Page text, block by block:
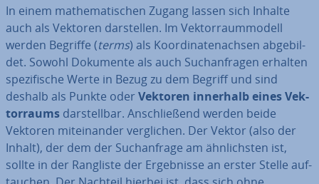
In einem ma­the­ma­ti­schen Zugang lassen sich Inhalte
auch als Vektoren dar­stel­len. Im Vek­tor­raum­mo­dell
werden Begriffe (terms) als Ko­or­di­na­ten­ach­sen ab­ge­bil­
det. Sowohl Dokumente als auch Such­an­fra­gen erhalten
spe­zi­fi­sche Werte in Bezug zu dem Begriff und sind
deshalb als Punkte oder Vektoren innerhalb eines Vek­
tor­raums dar­stell­bar. An­schlie­ßend werden beide
Vektoren mit­ein­an­der ver­gli­chen. Der Vektor (also der
Inhalt), der dem der Such­an­fra­ge am ähn­lichs­ten ist,
sollte in der Rangliste der Er­geb­nis­se an erster Stelle auf­